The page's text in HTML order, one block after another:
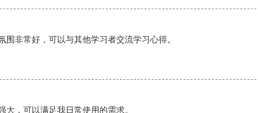
围非常好，可以与其他学习者交流学习心得。
大，可以满足我日常使用的需求。